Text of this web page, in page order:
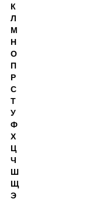
К
Л
М
Н
О
П
Р
С
Т
У
Ф
Х
Ц
Ч
Ш
Щ
Э